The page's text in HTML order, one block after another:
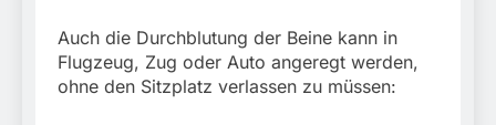
Auch die Durchblutung der Beine kann in
Flugzeug, Zug oder Auto angeregt werden,
ohne den Sitzplatz verlassen zu müssen: